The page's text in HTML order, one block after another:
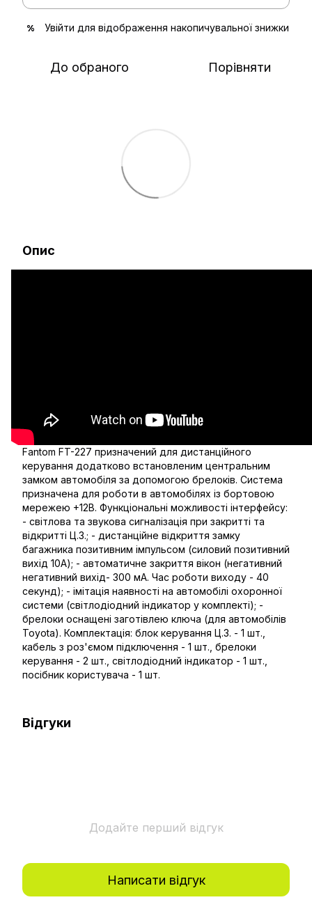
% Увійти для відображення накопичувальної знижки
До обраного Порівняти
Опис
Fantom FT-227 призначений для дистанційного
керування додатково встановленим центральним
замком автомобіля за допомогою брелоків. Система
призначена для роботи в автомобілях із бортовою
мережею +12В. Функціональні можливості інтерфейсу:
- світлова та звукова сигналізація при закритті та
відкритті Ц.З.; - дистанційне відкриття замку
багажника позитивним імпульсом (силовий позитивний
вихід 10А); - автоматичне закриття вікон (негативний
негативний вихід- 300 мА. Час роботи виходу - 40
секунд); - імітація наявності на автомобілі охоронної
системи (світлодіодний індикатор у комплекті); -
брелоки оснащені заготівлею ключа (для автомобілів
Toyota). Комплектація: блок керування Ц.З. - 1 шт.,
кабель з роз'ємом підключення - 1 шт., брелоки
керування - 2 шт., світлодіодний індикатор - 1 шт.,
посібник користувача - 1 шт.
Відгуки
Додайте перший відгук
Написати відгук